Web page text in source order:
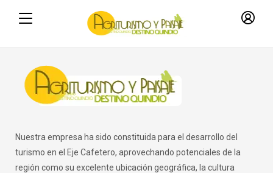
Nuestra empresa ha sido constituida para el desarrollo del
turismo en el Eje Cafetero, aprovechando potenciales de la
región como su excelente ubicación geográfica, la cultura